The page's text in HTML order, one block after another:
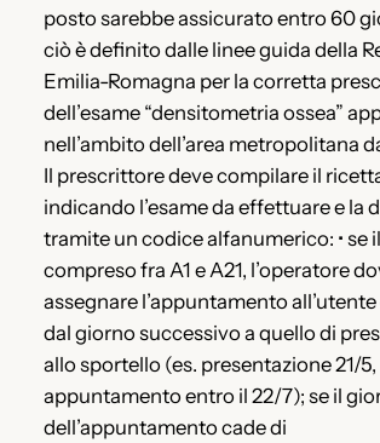
posto sarebbe assicurato entro 60
ciò è definito dalle linee guida della
Emilia-Romagna per la corretta
dell’esame “densitometria ossea”
nell’ambito dell’area metropolitana
Il prescrittore deve compilare il
indicando l’esame da effettuare e la
tramite un codice alfanumerico: • se
compreso fra A1 e A21, l’operatore
assegnare l’appuntamento
dal giorno successivo a quello di
allo sportello (es. presentazione 21/5,
appuntamento entro il 22/7); se il
dell’appuntamento cade di